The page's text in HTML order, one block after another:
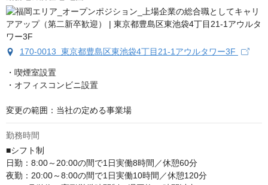
170-0013 東京都豊島区東池袋4丁目21-1アウルタワー3F
・喫煙室設置
・オフィスコンビニ設置
変更の範囲：当社の定める事業場
勤務時間
■シフト制
日勤：8:00～20:00の間で1日実働8時間／休憩60分
夜勤：20:00～8:00の間で1日実働10時間／休憩120分